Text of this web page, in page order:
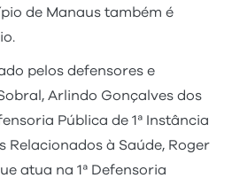
de Manaus também é
pelos defensores e
Arlindo Gonçalves dos
Pública de 1ª Instância
Relacionados à Saúde, Roger
atua na 1ª Defensoria